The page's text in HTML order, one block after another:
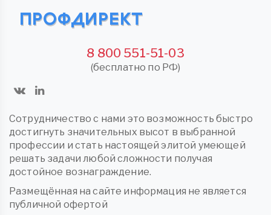
8 800 551-51-03
(бесплатно по РФ)
Сотрудничество с нами это возможность быстро
достигнуть значительных высот в выбранной
профессии и стать настоящей элитой умеющей
решать задачи любой сложности получая
достойное вознаграждение.
Размещённая на сайте информация не является
публичной офертой